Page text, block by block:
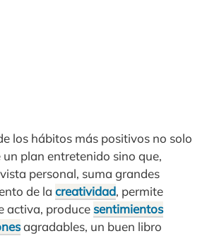
los hábitos más positivos no solo
plan entretenido sino que,
personal, suma grandes
de la creatividad, permite
activa, produce sentimientos
agradables, un buen libro